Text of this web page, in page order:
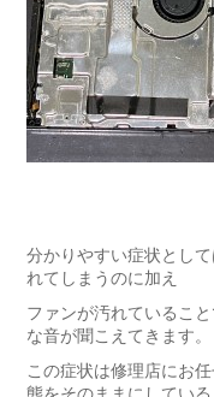
分かりやすい症状とし
れてしまうのに加え
ファンが汚れているこ
な音が聞こえてきます。
この症状は修理店にお